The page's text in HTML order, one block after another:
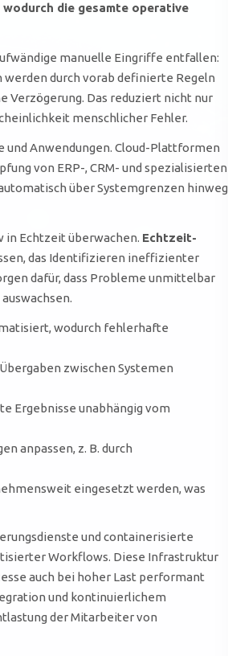
die gesamte operative
manuelle Eingriffe entfallen:
durch vorab definierte Regeln
Verzögerung. Das reduziert nicht nur
menschlicher Fehler.
Anwendungen. Cloud-Plattformen
von ERP-, CRM- und spezialisierten
über Systemgrenzen hinweg
Echtzeit überwachen. Echtzeit-
das Identifizieren ineffizienter
dafür, dass Probleme unmittelbar
wodurch fehlerhafte
zwischen Systemen
Ergebnisse unabhängig vom
anpassen, z. B. durch
eingesetzt werden, was
und containerisierte
Workflows. Diese Infrastruktur
auch bei hoher Last performant
und kontinuierlichem
der Mitarbeiter von